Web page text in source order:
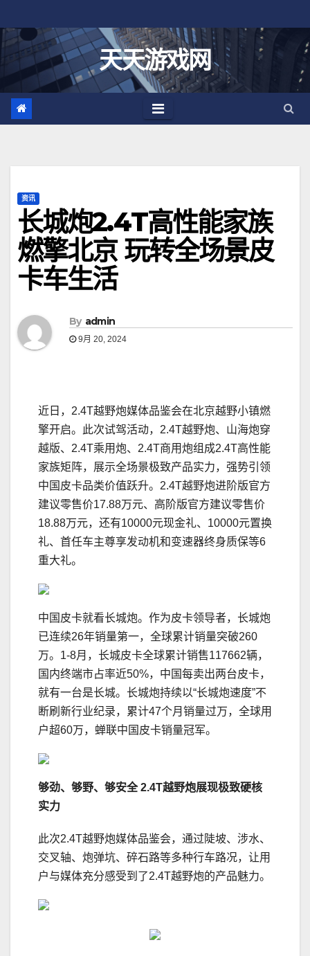
至
天天游戏网
资讯
长城炮2.4T高性能家族
燃擎北京 玩转全场景皮
卡车生活
By admin
9月 20, 2024
近日，2.4T越野炮媒体品鉴会在北京越野小镇燃
擎开启。此次试驾活动，2.4T越野炮、山海炮穿
越版、2.4T乘用炮、2.4T商用炮组成2.4T高性能
家族矩阵，展示全场景极致产品实力，强势引领
中国皮卡品类价值跃升。2.4T越野炮进阶版官方
建议零售价17.88万元、高阶版官方建议零售价
18.88万元，还有10000元现金礼、10000元置换
礼、首任车主尊享发动机和变速器终身质保等6
重大礼。
中国皮卡就看长城炮。作为皮卡领导者，长城炮
已连续26年销量第一，全球累计销量突破260
万。1-8月，长城皮卡全球累计销售117662辆，
国内终端市占率近50%，中国每卖出两台皮卡，
就有一台是长城。长城炮持续以“长城炮速度”不
断刷新行业纪录，累计47个月销量过万，全球用
户超60万，蝉联中国皮卡销量冠军。
够劲、够野、够安全2.4T越野炮展现极致硬核
实力
此次2.4T越野炮媒体品鉴会，通过陡坡、涉水、
交叉轴、炮弹坑、碎石路等多种行车路况，让用
户与媒体充分感受到了2.4T越野炮的产品魅力。